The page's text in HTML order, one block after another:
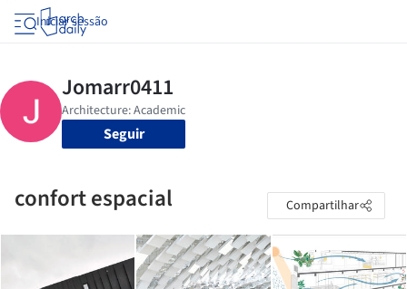
Iniciar sessão
Seguir
confort espacial Compartilhar